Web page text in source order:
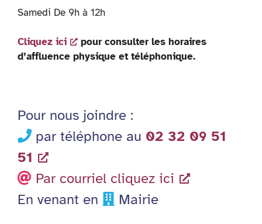
Samedi De 9h à 12h
Cliquez ici
pour consulter les horaires
d’affluence physique et téléphonique.
Pour nous joindre :
par téléphone au 02 32 09 51
51
Par courriel cliquez ici
En venant en
Mairie